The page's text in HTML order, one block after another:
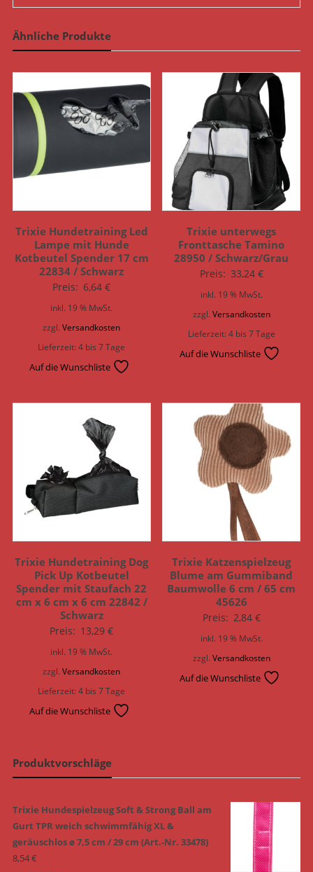
Ähnliche Produkte
Trixie Hundetraining Led
Lampe mit Hunde
Kotbeutel Spender 17 cm
22834 / Schwarz
Preis: 6,64€
inkl. 19 % MwSt.
zzgl.Versandkosten
Lieferzeit:4 bis 7 Tage
Auf die Wunschliste
Trixie unterwegs
Fronttasche Tamino
28950 / Schwarz/Grau
Preis: 33,24 €
inkl. 19 % MwSt.
zzgl. Versandkosten
Lieferzeit:4 bis 7 Tage
Auf die Wunschliste
Trixie Hundetraining Dog
Pick Up Kotbeutel
Spender mit Staufach 22
cm x 6 cm x 6 cm 22842 /
Schwarz
Preis: 13,29€
inkl. 19 % MwSt.
zzgl.Versandkosten
Lieferzeit:4 bis 7 Tage
Auf die Wunschliste
Trixie Katzenspielzeug
Blume am Gummiband
Baumwolle 6 cm / 65 cm
45626
Preis: 2,84 €
inkl. 19 % MwSt.
zzgl. Versandkosten
Auf die Wunschliste
Produktvorschläge
Trixie Hundespielzeug Soft & Strong Ball am
Gurt TPR weich schwimmfähig XL &
geräuschlos ø 7,5 cm / 29 cm (Art.-Nr. 33478)
8,54€